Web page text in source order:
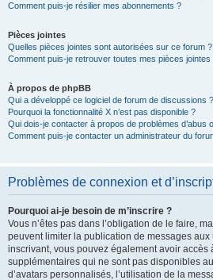
Comment puis-je résilier mes abonnements ?
Pièces jointes
Quelles pièces jointes sont autorisées sur ce forum ?
Comment puis-je retrouver toutes mes pièces jointes
À propos de phpBB
Qui a développé ce logiciel de forum de discussions ?
Pourquoi la fonctionnalité X n’est pas disponible ?
Qui dois-je contacter à propos de problèmes d’abus
Comment puis-je contacter un administrateur du
Problèmes de connexion et
Pourquoi ai-je besoin de m’inscrire ?
Vous n’êtes pas dans l’obligation de le faire,
peuvent limiter la publication de messages
inscrivant, vous pouvez également avoir accès
supplémentaires qui ne sont pas disponibles
d’avatars personnalisés, l’utilisation de la